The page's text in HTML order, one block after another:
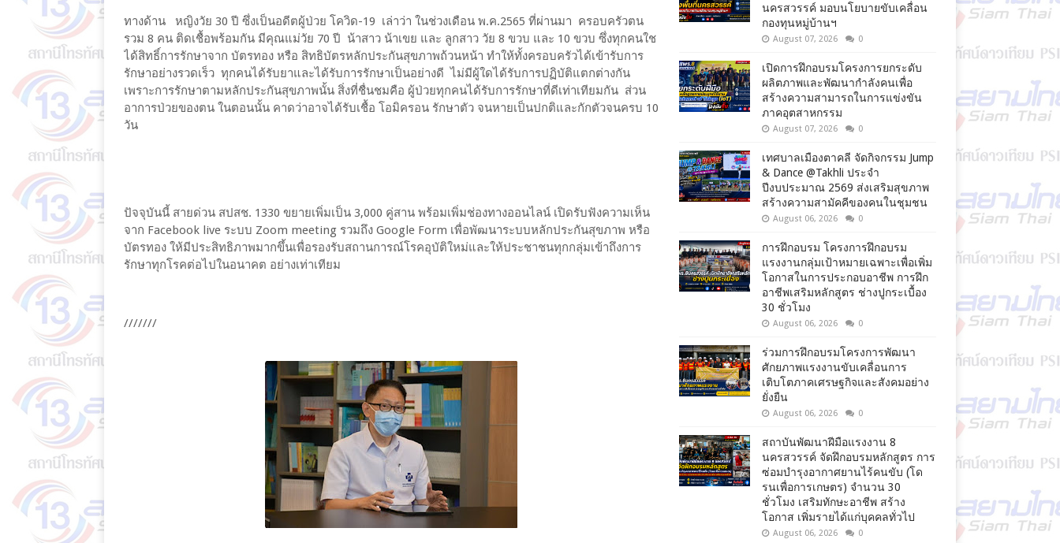
ทางด้าน หญิงวัย 30 ปี ซึ่งเป็นอดีตผู้ป่วย โควิด-19 เล่าว่า ในช่วงเดือน พ.ค.2565 ที่ผ่านมา ครอบครัวตน
รวม 8 คน ติดเชื้อพร้อมกัน มีคุณแม่วัย 70 ปี น้าสาว น้าเขย และ ลูกสาว วัย 8 ขวบ และ 10 ขวบ ซึ่งทุกคนใช
ได้สิทธิ์การรักษาจาก บัตรทอง หรือ สิทธิบัตรหลักประกันสุขภาพถ้วนหน้า ทำให้ทั้งครอบครัวได้เข้ารับการ
รักษาอย่างรวดเร็ว ทุกคนได้รับยาและได้รับการรักษาเป็นอย่างดี ไม่มีผู้ใดได้รับการปฏิบัติแตกต่างกัน
เพราะการรักษาตามหลักประกันสุขภาพนั้น สิ่งที่ชื่นชมคือ ผู้ป่วยทุกคนได้รับการรักษาที่ดีเท่าเทียมกัน ส่วน
อาการป่วยของตน ในตอนนั้น คาดว่าอาจได้รับเชื้อ โอมิครอน รักษาตัว จนหายเป็นปกติและกักตัวจนครบ 10
วัน
ปัจจุบันนี้ สายด่วน สปสช. 1330 ขยายเพิ่มเป็น 3,000 คู่สาน พร้อมเพิ่มช่องทางออนไลน์ เปิดรับฟังความเห็น
จาก Facebook live ระบบ Zoom meeting รวมถึง Google Form เพื่อพัฒนาระบบหลักประกันสุขภาพ หรือ
บัตรทอง ให้มีประสิทธิภาพมากขึ้นเพื่อรองรับสถานการณ์โรคอุบัติใหม่และให้ประชาชนทุกกลุ่มเข้าถึงการ
รักษาทุกโรคต่อไปในอนาคต อย่างเท่าเทียม
///////
นครสวรรค์ มอบนโยบายขับเคลื่อน
กองทุนหมู่บ้านฯ
August 07, 2026 0
เปิดการฝึกอบรมโครงการยกระดับ
ผลิตภาพและพัฒนากำลังคนเพื่อ
สร้างความสามารถในการแข่งขัน
ภาคอุตสาหกรรม
August 07, 2026 0
เทศบาลเมืองตาคลี จัดกิจกรรม Jump
& Dance @Takhli ประจำ
ปีงบประมาณ 2569 ส่งเสริมสุขภาพ
สร้างความสามัคคีของคนในชุมชน
August 06, 2026 0
การฝึกอบรม โครงการฝึกอบรม
แรงงานกลุ่มเป้าหมายเฉพาะเพื่อเพิ่ม
โอกาสในการประกอบอาชีพ การฝึก
อาชีพเสริมหลักสูตร ช่างปูกระเบื้อง
30 ชั่วโมง
August 06, 2026 0
ร่วมการฝึกอบรมโครงการพัฒนา
ศักยภาพแรงงานขับเคลื่อนการ
เติบโตภาคเศรษฐกิจและสังคมอย่าง
ยั่งยืน
August 06, 2026 0
สถาบันพัฒนาฝีมือแรงงาน 8
นครสวรรค์ จัดฝึกอบรมหลักสูตร การ
ซ่อมบำรุงอากาศยานไร้คนขับ (โด
รนเพื่อการเกษตร) จำนวน 30
ชั่วโมง เสริมทักษะอาชีพ สร้าง
โอกาส เพิ่มรายได้แก่บุคคลทั่วไป
August 06, 2026 0